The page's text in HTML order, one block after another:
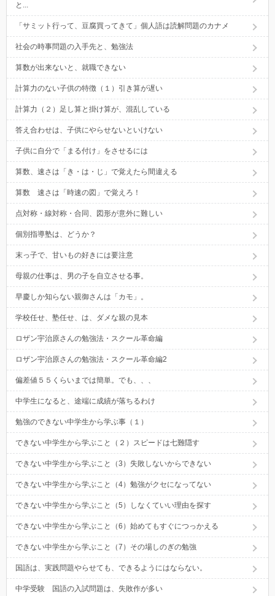
と...
「サミット行って、豆腐買ってきて」個人語は読解問題のカナメ
社会の時事問題の入手先と、勉強法
算数が出来ないと、就職できない
計算力のない子供の特徴（１）引き算が遅い
計算力（２）足し算と掛け算が、混乱している
答え合わせは、子供にやらせないといけない
子供に自分で「まる付け」をさせるには
算数、速さは「き・は・じ」で覚えたら間違える
算数 速さは「時速の図」で覚えろ！
点対称・線対称・合同、図形が意外に難しい
個別指導塾は、どうか？
末っ子で、甘いもの好きには要注意
母親の仕事は、男の子を自立させる事。
早慶しか知らない親御さんは「カモ」。
学校任せ、塾任せ、は、ダメな親の見本
ロザン宇治原さんの勉強法・スクール革命編
ロザン宇治原さんの勉強法・スクール革命編2
偏差値５５くらいまでは簡単。でも、、、
中学生になると、途端に成績が落ちるわけ
勉強のできない中学生から学ぶ事（１）
できない中学生から学ぶこと（２）スピードは七難隠す
できない中学生から学ぶこと（3）失敗しないからできない
できない中学生から学ぶこと（4）勉強がクセになってない
できない中学生から学ぶこと（5）しなくていい理由を探す
できない中学生から学ぶこと（6）始めてもすぐにつっかえる
できない中学生から学ぶこと（7）その場しのぎの勉強
国語は、実践問題やらせても、できるようにはならない。
中学受験 国語の入試問題は、失敗作が多い